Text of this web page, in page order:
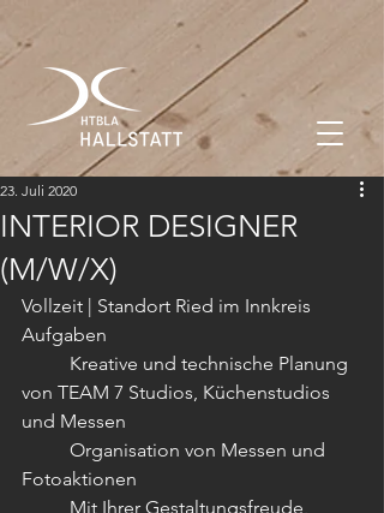
INTERIOR DESIGNER
(M/W/X)
23. Juli 2020
Vollzeit | Standort Ried im Innkreis
Aufgaben
von TEAM 7 Studios, Küchenstudios
und Messen
Fotoaktionen